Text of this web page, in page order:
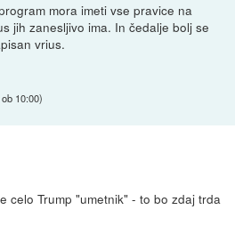
mora imeti vse pravice na
jih zanesljivo ima. In čedalje bolj se
vrius.
10:00)
celo Trump "umetnik" - to bo zdaj trda